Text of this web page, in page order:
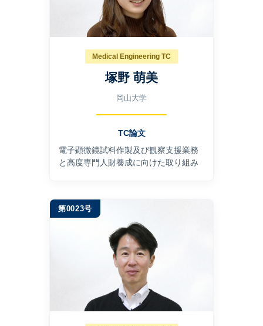
Medical Engineering TC
塚野 萌美
岡山大学
TC論文
電⼦顕微鏡試料作製及び観察⽀援業務
と⾼度専⾨⼈財養成に向けた取り組み
第0023号